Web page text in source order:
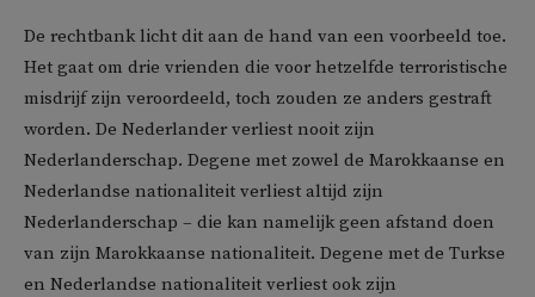
De rechtbank licht dit aan de hand van een voorbeeld toe.
Het gaat om drie vrienden die voor hetzelfde terroristische
misdrijf zijn veroordeeld, toch zouden ze anders gestraft
worden. De Nederlander verliest nooit zijn
Nederlanderschap. Degene met zowel de Marokkaanse en
Nederlandse nationaliteit verliest altijd zijn
Nederlanderschap – die kan namelijk geen afstand doen
van zijn Marokkaanse nationaliteit. Degene met de Turkse
en Nederlandse nationaliteit verliest ook zijn